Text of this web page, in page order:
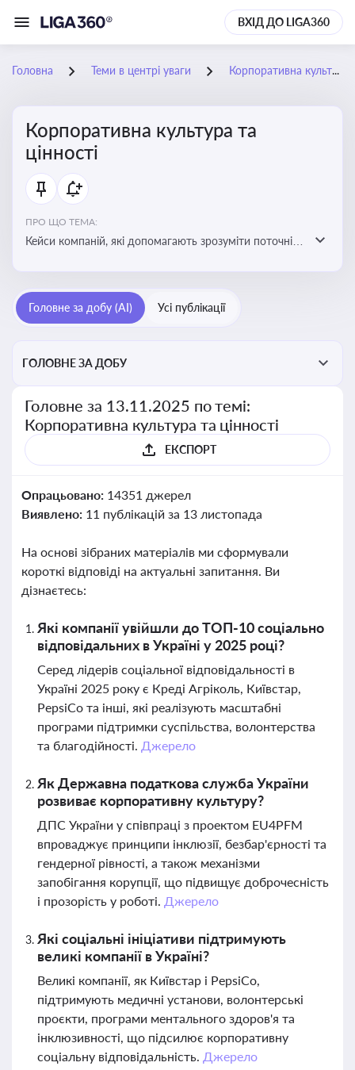
ВХІД ДО LIGA360
Головна Теми в центрі уваги Корпоративна культура та цінності
Корпоративна культура та
цінності
ПРО ЩО ТЕМА:
Кейси компаній, які допомагають зрозуміти поточні
бізнес-середовища
Головне за добу (AI) Усі публікації
ГОЛОВНЕ ЗА ДОБУ
Головне за 13.11.2025 по темі:
Корпоративна культура та цінності
ЕКСПОРТ
Опрацьовано: 14351 джерел
Виявлено: 11 публікацій за 13 листопада
На основі зібраних матеріалів ми сформували
короткі відповіді на актуальні запитання. Ви
дізнаєтесь:
Які компанії увійшли до ТОП-10 соціально
відповідальних в Україні у 2025 році?
Серед лідерів соціальної відповідальності в
Україні 2025 року є Креді Агріколь, Київстар,
PepsiCo та інші, які реалізують масштабні
програми підтримки суспільства, волонтерства
та благодійності. Джерело
Як Державна податкова служба України
розвиває корпоративну культуру?
ДПС України у співпраці з проектом EU4PFM
впроваджує принципи інклюзії, безбар'єрності та
гендерної рівності, а також механізми
запобігання корупції, що підвищує доброчесність
і прозорість у роботі. Джерело
Які соціальні ініціативи підтримують
великі компанії в Україні?
Великі компанії, як Київстар і PepsiCo,
підтримують медичні установи, волонтерські
проєкти, програми ментального здоров'я та
інклюзивності, що підсилює корпоративну
соціальну відповідальність. Джерело